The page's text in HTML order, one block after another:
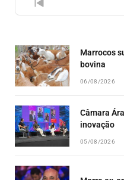
PREVIOUS
EPISODE
Marrocos
bovina
06/08/2026
Câmara
inovação
05/08/2026